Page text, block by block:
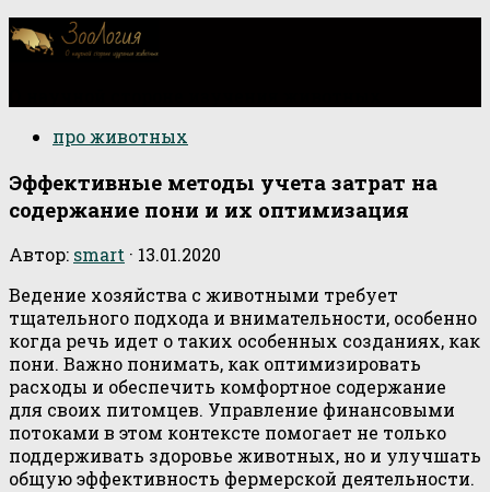
про животных
Эффективные методы учета затрат на
содержание пони и их оптимизация
Автор: smart · 13.01.2020
Ведение хозяйства с животными требует
тщательного подхода и внимательности, особенно
когда речь идет о таких особенных созданиях, как
пони. Важно понимать, как оптимизировать
расходы и обеспечить комфортное содержание
для своих питомцев. Управление финансовыми
потоками в этом контексте помогает не только
поддерживать здоровье животных, но и улучшать
общую эффективность фермерской деятельности.